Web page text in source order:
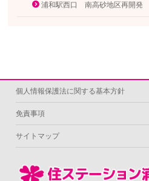
浦和駅西口 南高砂地区再開発
個人情報保護法に関する基本方針
免責事項
サイトマップ